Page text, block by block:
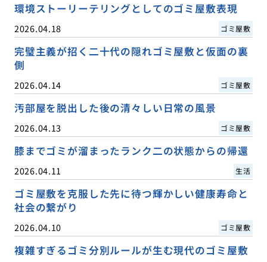
環境ストーリーテリングとしてのゴミ屋敷表現
2026.04.18 ゴミ屋敷
完璧主義が招く二十代の隠れゴミ屋敷と仮面の裏
側
2026.04.14 ゴミ屋敷
汚部屋を脱出した後の清々しい日常の風景
2026.04.13 ゴミ屋敷
膝までゴミが溜まったランク二の状態からの帰還
2026.04.11 生活
ゴミ屋敷を克服した先に待つ輝かしい健康寿命と
社会の繋がり
2026.04.10 ゴミ屋敷
複雑すぎるゴミ分別ルールが生む現代のゴミ屋敷